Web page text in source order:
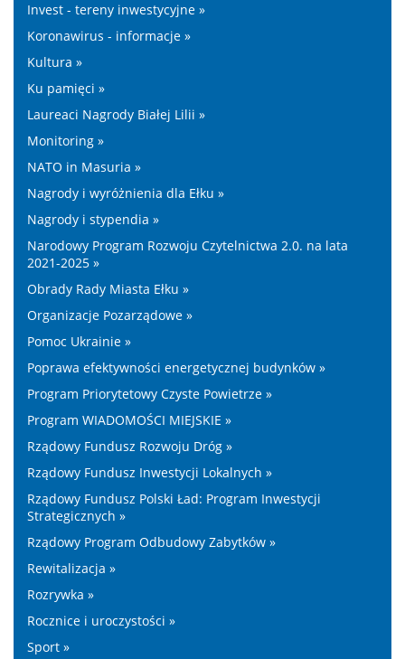
Invest - tereny inwestycyjne »
Koronawirus - informacje »
Kultura »
Ku pamięci »
Laureaci Nagrody Białej Lilii »
Monitoring »
NATO in Masuria »
Nagrody i wyróżnienia dla Ełku »
Nagrody i stypendia »
Narodowy Program Rozwoju Czytelnictwa 2.0. na lata
2021-2025 »
Obrady Rady Miasta Ełku »
Organizacje Pozarządowe »
Pomoc Ukrainie »
Poprawa efektywności energetycznej budynków »
Program Priorytetowy Czyste Powietrze »
Program WIADOMOŚCI MIEJSKIE »
Rządowy Fundusz Rozwoju Dróg »
Rządowy Fundusz Inwestycji Lokalnych »
Rządowy Fundusz Polski Ład: Program Inwestycji
Strategicznych »
Rządowy Program Odbudowy Zabytków »
Rewitalizacja »
Rozrywka »
Rocznice i uroczystości »
Sport »